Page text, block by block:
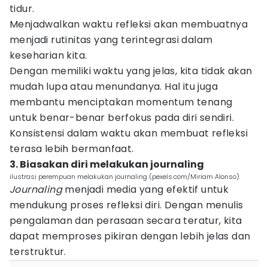
tidur.
Menjadwalkan waktu refleksi akan membuatnya
menjadi rutinitas yang terintegrasi dalam
keseharian kita.
Dengan memiliki waktu yang jelas, kita tidak akan
mudah lupa atau menundanya. Hal itu juga
membantu menciptakan momentum tenang
untuk benar-benar berfokus pada diri sendiri.
Konsistensi dalam waktu akan membuat refleksi
terasa lebih bermanfaat.
3. Biasakan diri melakukan journaling
ilustrasi perempuan melakukan journaling (pexels.com/Miriam Alonso)
Journalingmenjadi media yang efektif untuk
mendukung proses refleksi diri. Dengan menulis
pengalaman dan perasaan secara teratur, kita
dapat memproses pikiran dengan lebih jelas dan
terstruktur.